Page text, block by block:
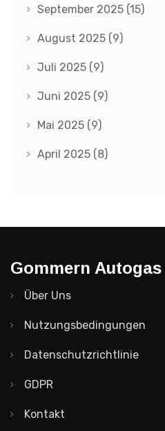
September 2025 (15)
August 2025 (9)
Juli 2025 (9)
Juni 2025 (9)
Mai 2025 (9)
April 2025 (8)
Gommern
Über Uns
Nutzungsbedingungen
Datenschutzrichtlinie
GDPR
Kontakt